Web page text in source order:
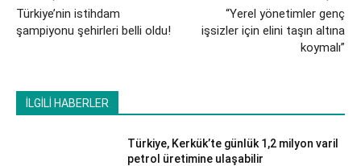
Türkiye’nin istihdam
şampiyonu şehirleri belli oldu!
“Yerel yönetimler genç
işsizler için elini taşın altına
koymalı”
İLGİLİ HABERLER
Türkiye, Kerkük’te günlük 1,2 milyon varil
petrol üretimine ulaşabilir